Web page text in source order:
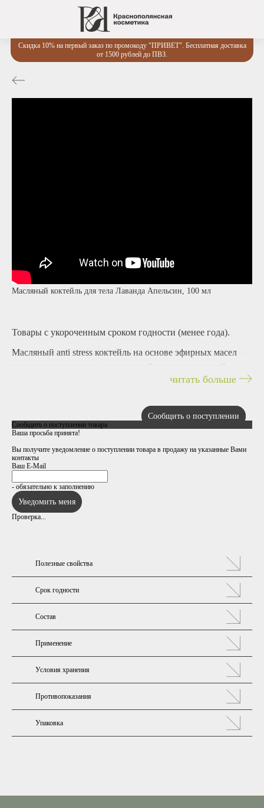
Скидка 10% на первый заказ по промокоду "ПРИВЕТ". Бесплатная доставка
от 1500 рублей до ПВЗ.
Масляный коктейль для тела Лаванда Апельсин, 100 мл
Товары с укороченным сроком годности (менее года).
Масляный anti stress коктейль на основе эфирных масел
лаванды и апельсина – роскошный элексир, который
оказывает укрепляющее и восстанавливающее действие,
Улучшает настроение и эмоциональное состояние, снимает
усталость и чувство беспокойства, приводит в гармонию
Масляный экстракт
шелушение, снимают ощущение усталости и
беспокойства, нормализуют сон.
Комплекс питательных масел (жожоба, зародышей
питательный эффект, повышают эластичность и тонус.
Эфирное масло апельсинаспособствует повышению
упругости, выравнивает рельеф и тон кожи.
читать больше
Сообщить о поступлении
Сообщить о поступлении товара
Ваша просьба принята!
Вы получите уведомление о поступлении товара в продажу на указанные Вами
контакты
Ваш E-Mail
- обязательно к заполнению
Проверка...
Полезные свойства
Срок годности
Состав
Применение
Условия хранения
Противопоказания
Упаковка